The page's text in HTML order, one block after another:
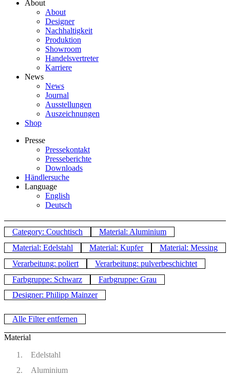
About
About
Designer
Nachhaltigkeit
Produktion
Showroom
Handelsvertreter
Karriere
News
News
Journal
Ausstellungen
Auszeichnungen
Shop
Presse
Pressekontakt
Presseberichte
Downloads
Händlersuche
Language
English
Deutsch
Category: Couchtisch
Material: Aluminium
Material: Edelstahl
Material: Kupfer
Material: Messing
Verarbeitung: poliert
Verarbeitung: pulverbeschichtet
Farbgruppe: Schwarz
Farbgruppe: Grau
Designer: Philipp Mainzer
Alle Filter entfernen
Material
Edelstahl
Aluminium